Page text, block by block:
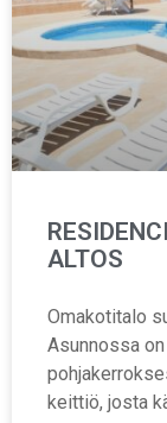
ALTOS
Omakotitalo
Asunnossa
keittiö, josta